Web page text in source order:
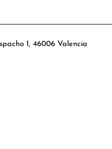
1, 46006 Valencia